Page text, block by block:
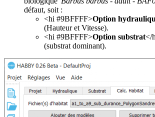
défaut, soit :
<hi #9BFFFF>Option
(Hauteur et Vitesse).
<hi #9BFFFF>Option substrat</
(substrat dominant).